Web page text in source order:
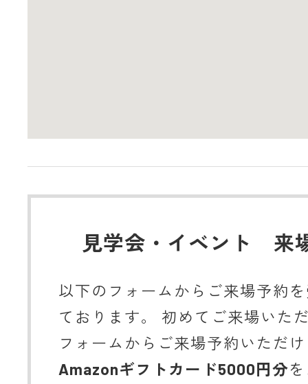
見学会・イベント 来
以下のフォームからご来場予約
ております。 初めてご来場いた
フォームからご来場予約いただ
Amazonギフトカード5000円分